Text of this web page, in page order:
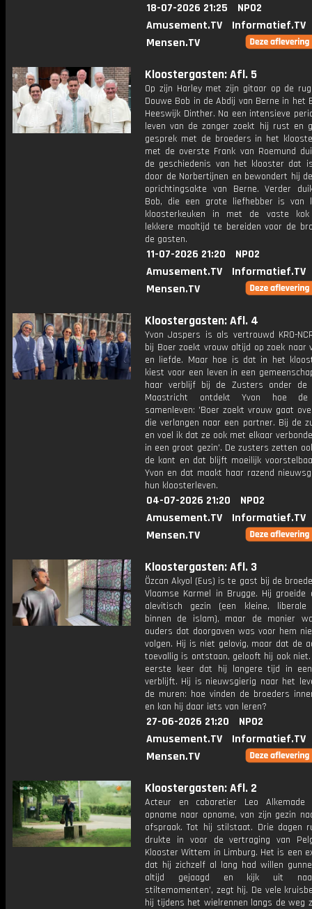
18-07-2026 21:25
NPO2
Amusement.TV
Informatief.TV
Mensen.TV
Kloostergasten: Afl. 5
Op zijn Harley met zijn gitaar op de
Douwe Bob in de Abdij van Berne in het
Heeswijk Dinther. Na een intensieve
leven van de zanger zoekt hij rust en
gesprek met de broeders in het
met de overste Frank van Roemund
de geschiedenis van het klooster dat
door de Norbertijnen en bewondert hij
oprichtingsakte van Berne. Verder
Bob, die een grote liefhebber is van
kloosterkeuken in met de vaste
lekkere maaltijd te bereiden voor de
de gasten.
11-07-2026 21:20
NPO2
Amusement.TV
Informatief.TV
Mensen.TV
Kloostergasten: Afl. 4
Yvon Jaspers is als vertrouwd KRO-
bij Boer zoekt vrouw altijd op zoek naar
en liefde. Maar hoe is dat in het
kiest voor een leven in een
haar verblijf bij de Zusters onder de
Maastricht ontdekt Yvon hoe
samenleven: 'Boer zoekt vrouw gaat
die verlangen naar een partner. Bij de
en voel ik dat ze ook met elkaar
in een groot gezin'. De zusters zetten
de kant en dat blijft moeilijk
Yvon en dat maakt haar razend
hun kloosterleven.
04-07-2026 21:20
NPO2
Amusement.TV
Informatief.TV
Mensen.TV
Kloostergasten: Afl. 3
Özcan Akyol (Eus) is te gast bij de
Vlaamse Karmel in Brugge. Hij groeide
alevitisch gezin (een kleine, liberale
binnen de islam), maar de manier
ouders dat doorgaven was voor hem
volgen. Hij is niet gelovig, maar dat de
toevallig is ontstaan, gelooft hij ook
eerste keer dat hij langere tijd in
verblijft. Hij is nieuwsgierig naar het
de muren: hoe vinden de broeders
en kan hij daar iets van leren?
27-06-2026 21:20
NPO2
Amusement.TV
Informatief.TV
Mensen.TV
Kloostergasten: Afl. 2
Acteur en cabaretier Leo
opname naar opname, van zijn gezin
afspraak. Tot hij stilstaat. Drie dagen
drukte in voor de vertraging van
Klooster Wittem in Limburg. Het is een
dat hij zichzelf al lang had willen
altijd gejaagd en kijk uit
stiltemomenten', zegt hij. De vele
hij tijdens het wielrennen langs de weg